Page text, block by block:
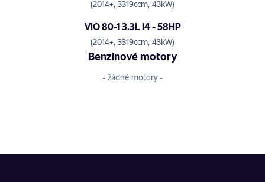
(2014+, 3319ccm, 43kW)
VIO 80-1 3.3L I4 - 58HP
(2014+, 3319ccm, 43kW)
Benzinové motory
- žádné motory -